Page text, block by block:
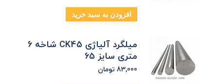
افزودن به سبد خرید
میلگرد آلیاژی CK45 شاخه 6
متری سایز 65
83,000 تومان